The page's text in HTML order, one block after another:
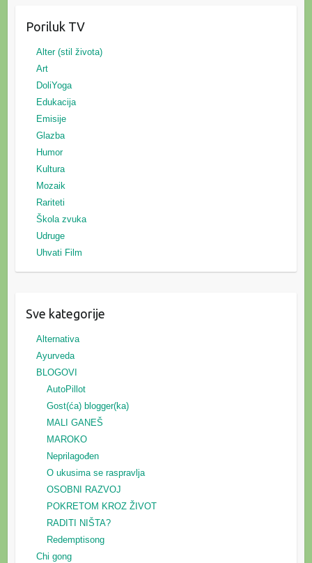
Poriluk TV
Alter (stil života)
Art
DoliYoga
Edukacija
Emisije
Glazba
Humor
Kultura
Mozaik
Rariteti
Škola zvuka
Udruge
Uhvati Film
Sve kategorije
Alternativa
Ayurveda
BLOGOVI
AutoPillot
Gost(ća) blogger(ka)
MALI GANEŠ
MAROKO
Neprilagođen
O ukusima se raspravlja
OSOBNI RAZVOJ
POKRETOM KROZ ŽIVOT
RADITI NIŠTA?
Redemptisong
Chi gong